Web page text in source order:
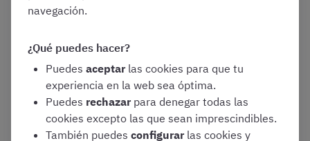
El código de solicitud recibido por
Tarjeta Roja/Verde/Blanca de
Identificación de Extranjeros donde
consta el NIE junto con el pasaporte, o
Documento oficial de concesión del
NIF/NIE junto con el pasaporte
navegación.
¿Qué puedes hacer?
Puedes aceptar las cookies para que tu
experiencia en la web sea óptima.
Puedes rechazar para denegar todas las
cookies excepto las que sean imprescindibles.
También puedes configurar las cookies y